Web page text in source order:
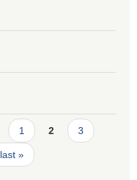
1 2 3
last »